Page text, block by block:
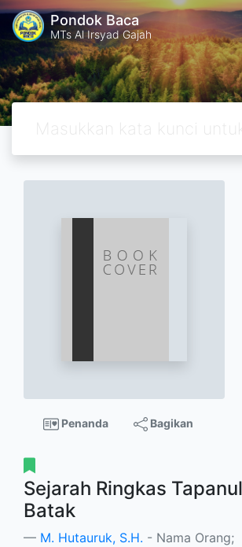
Pondok Baca
MTs Al Irsyad Gajah
Penanda Bagikan
Sejarah Ringkas
Batak
M. Hutauruk, S.H. - Nama Orang;